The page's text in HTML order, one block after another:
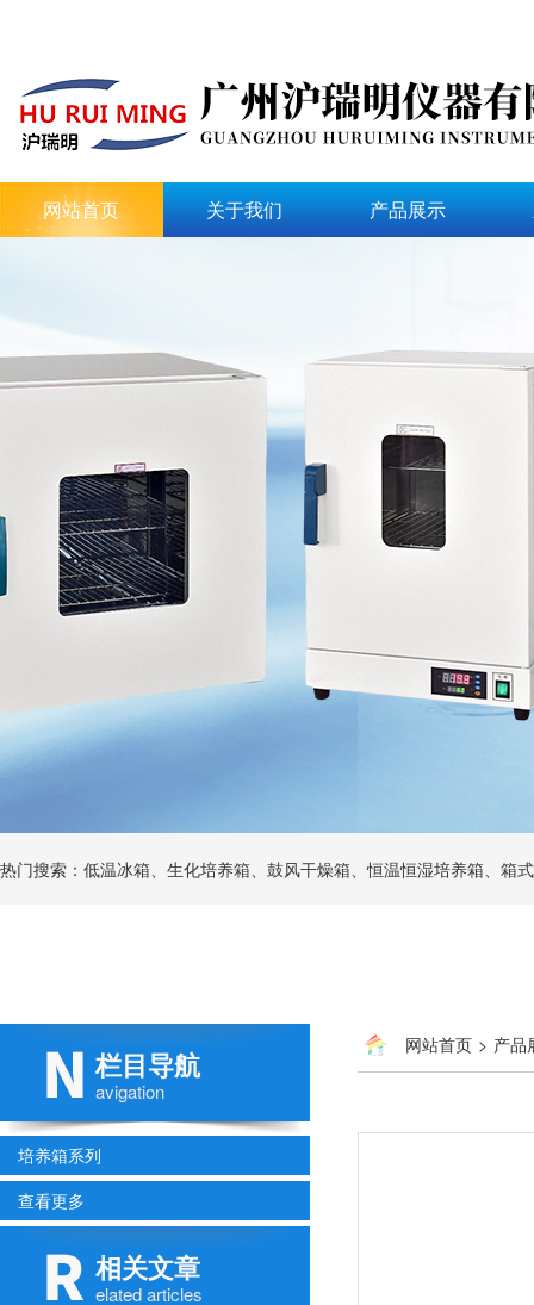
网站首页 关于我们 产品展示
热门搜索：低温冰箱、生化培养箱、鼓风干燥箱、恒温恒湿培养箱、箱
栏目导航
avigation
培养箱系列
查看更多
相关文章
elated articles
网站首页 > 产品